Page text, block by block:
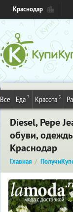
Краснодар
Все Еда 7 Красота 3
Diesel, Pepe
обуви,
Краснодар
Главная